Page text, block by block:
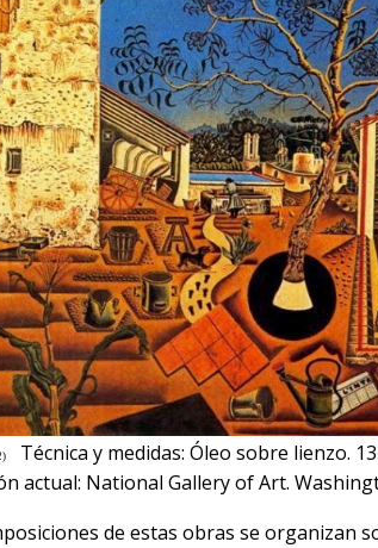
Técnica y medidas: Óleo sobre lienzo.
actual: National Gallery of Art.
de estas obras se organizan